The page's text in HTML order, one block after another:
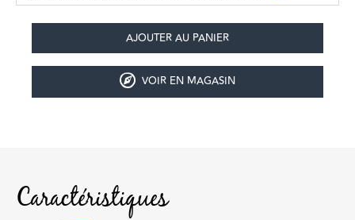
VOIR EN MAGASIN
Caractéristiques